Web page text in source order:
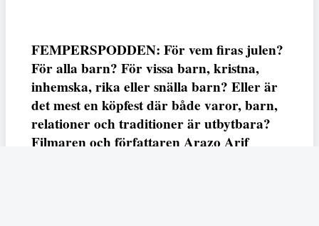
FEMPERSPODDEN: För vem firas julen?
För alla barn? För vissa barn, kristna,
inhemska, rika eller snälla barn? Eller är
det mest en köpfest där både varor, barn,
relationer och traditioner är utbytbara?
Filmaren och författaren Arazo Arif